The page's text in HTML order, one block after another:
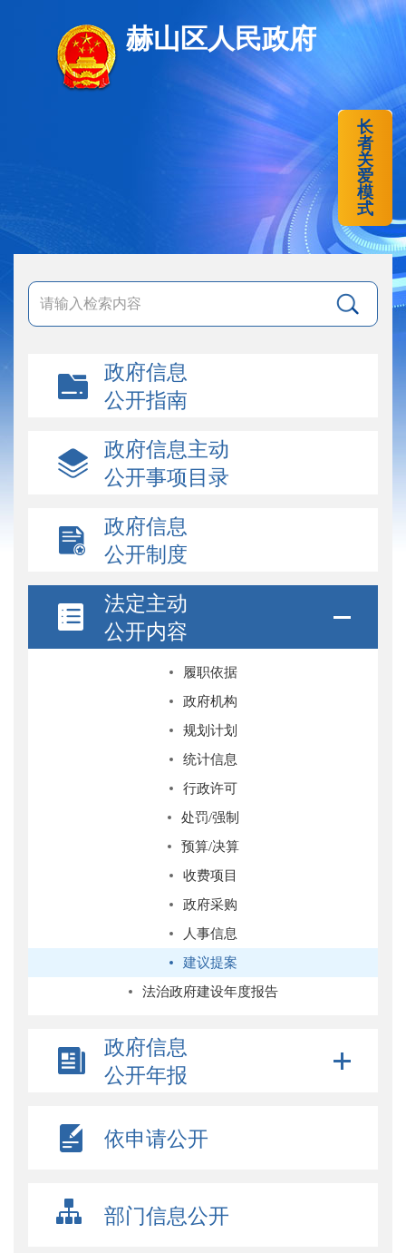
赫山区人民政府
长
者
关
爱
模
式
政府信息
公开指南
政府信息主动
公开事项目录
政府信息
公开制度
法定主动
公开内容
履职依据
政府机构
规划计划
统计信息
行政许可
处罚/强制
预算/决算
收费项目
政府采购
人事信息
建议提案
法治政府建设年度报告
政府信息
公开年报
依申请公开
部门信息公开